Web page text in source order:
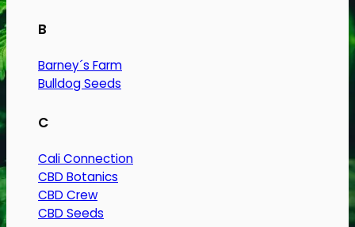
B
Barney´s Farm
Bulldog Seeds
C
Cali Connection
CBD Botanics
CBD Crew
CBD Seeds